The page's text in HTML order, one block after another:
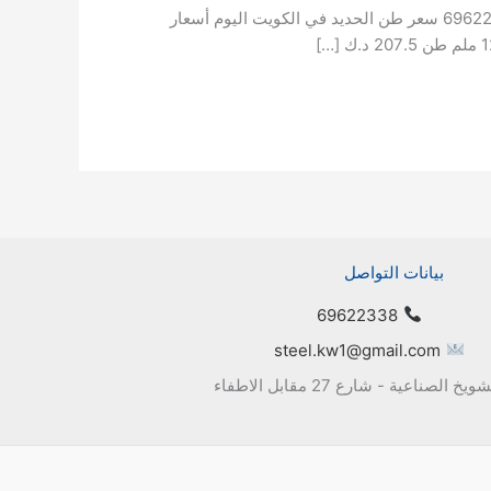
سعر الحديد في الكويت اليوم و اسعار الحديد عالميا و مكونات الانتاج لطلب عروض الاسعار الاتصال على المبيعات تليفون : 69622338 سعر طن الحديد في الكويت اليوم أسعار
بيانات التواصل
69622338
steel.kw1@gmail.com
الصناعية - شارع 27 مقابل الاطفاء